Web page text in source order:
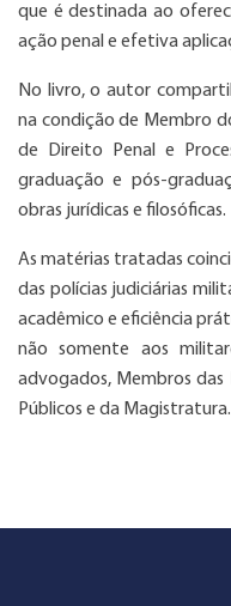
que é destinada ao
ação penal e efetiva
No livro, o autor
na condição de Membro
de Direito Penal e
graduação e pós-
obras jurídicas e filosóficas.
As matérias tratadas
das polícias judiciárias
acadêmico e eficiência
não somente aos
advogados, Membros das
Públicos e da Magistratura.